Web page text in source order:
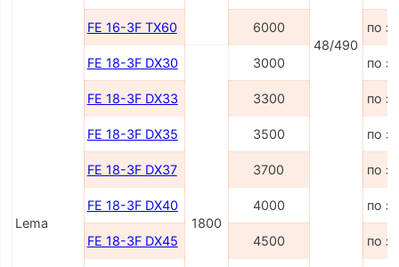
Lema
48/490
FE 16-3F TX60 6000 по
FE 18-3F DX30
1800
3000 по
FE 18-3F DX33 3300 по
FE 18-3F DX35 3500 по
FE 18-3F DX37 3700 по
FE 18-3F DX40 4000 по
FE 18-3F DX45 4500 по